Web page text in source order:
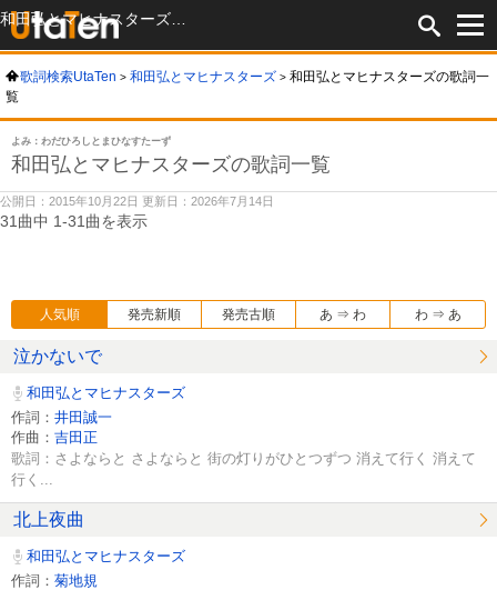
歌詞検索UtaTen 和田弘とマヒナスターズ
和田弘とマヒナスターズの歌詞一
覧
よみ：わだひろしとまひなすたーず
和田弘とマヒナスターズの歌詞一覧
公開日：2015年10月22日 更新日：2026年7月14日
31曲中 1-31曲を表示
人気順 発売新順 発売古順 あ ⇒ わ わ ⇒ あ
泣かないで
和田弘とマヒナスターズ
作詞： 井田誠一
作曲： 吉田正
歌詞：さよならと さよならと 街の灯りがひとつずつ 消えて行く 消えて
行く...
北上夜曲
和田弘とマヒナスターズ
作詞： 菊地規